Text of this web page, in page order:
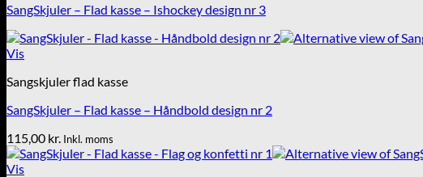
SangSkjuler – Flad kasse – Ishockey design nr 3
Vis
Sangskjuler flad kasse
SangSkjuler – Flad kasse – Håndbold design nr 2
115,00 kr. Inkl. moms
Vis